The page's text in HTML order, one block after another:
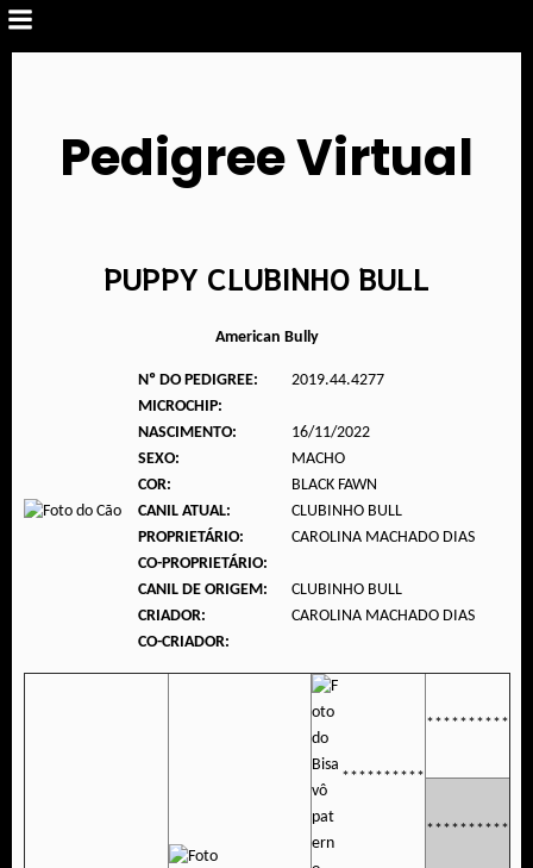
Pedigree Virtual
PUPPY CLUBINHO BULL
American Bully
Nº DO PEDIGREE:
2019.44.4277
MICROCHIP:
NASCIMENTO:
16/11/2022
SEXO:
MACHO
COR:
BLACK FAWN
CANIL ATUAL:
CLUBINHO BULL
PROPRIETÁRIO:
CAROLINA MACHADO DIAS
CO-PROPRIETÁRIO:
CANIL DE ORIGEM:
CLUBINHO BULL
CRIADOR:
CAROLINA MACHADO DIAS
CO-CRIADOR:
**********
**********
**********